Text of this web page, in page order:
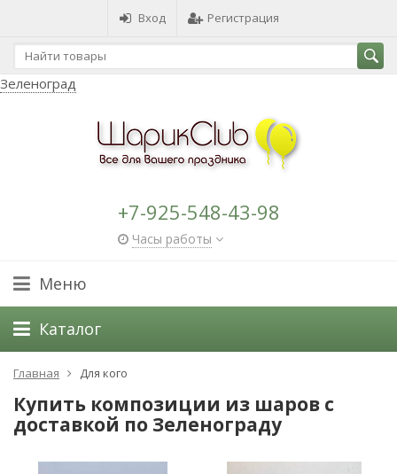
Вход Регистрация
Зеленоград
+7-925-548-43-98
Часы работы
Меню
Каталог
Главная Для кого
Купить композиции из шаров с
доставкой по Зеленограду